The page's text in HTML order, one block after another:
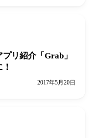
リ紹介「Grab」
2017年5月20日